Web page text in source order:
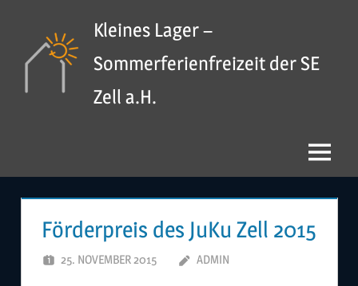
springen
Kleines Lager –
Sommerferienfreizeit der SE
Zell a.H.
Menü
Förderpreis des JuKu Zell 2015
25. NOVEMBER 2015 ADMIN